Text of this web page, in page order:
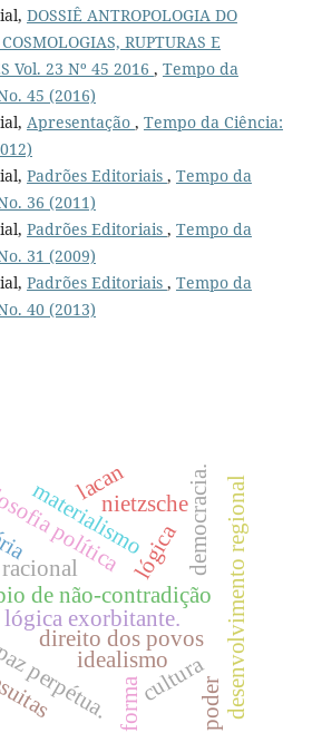
DOSSIÊ ANTROPOLOGIA DO
RUPTURAS E
Vol. 23 Nº 45 2016 , Tempo da
45 (2016)
Apresentação , Tempo da Ciência:
Padrões Editoriais , Tempo da
36 (2011)
Padrões Editoriais , Tempo da
31 (2009)
Padrões Editoriais , Tempo da
40 (2013)
lógica
de não-contradição
lógica exorbitante.
política
direito dos povos
perpétua.idealismo
materialismo
forma
democracia.
cultura
nietzsche desenvolvimento regional
poder
lacan